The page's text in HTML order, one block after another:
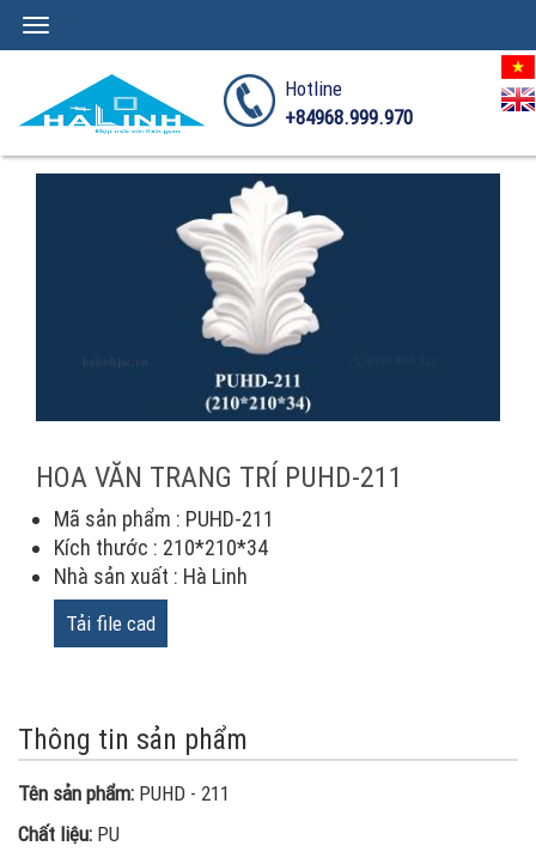
Hotline
+84968.999.970
Toggle
HOA VĂN TRANG TRÍ PUHD-211
Mã sản phẩm : PUHD-211
Kích thước : 210*210*34
Nhà sản xuất : Hà Linh
Tải file cad
Thông tin sản phẩm
Tên sản phẩm: PUHD - 211
Chất liệu: PU